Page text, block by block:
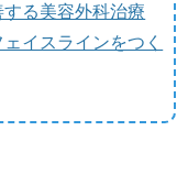
する美容外科治療
イスラインをつく